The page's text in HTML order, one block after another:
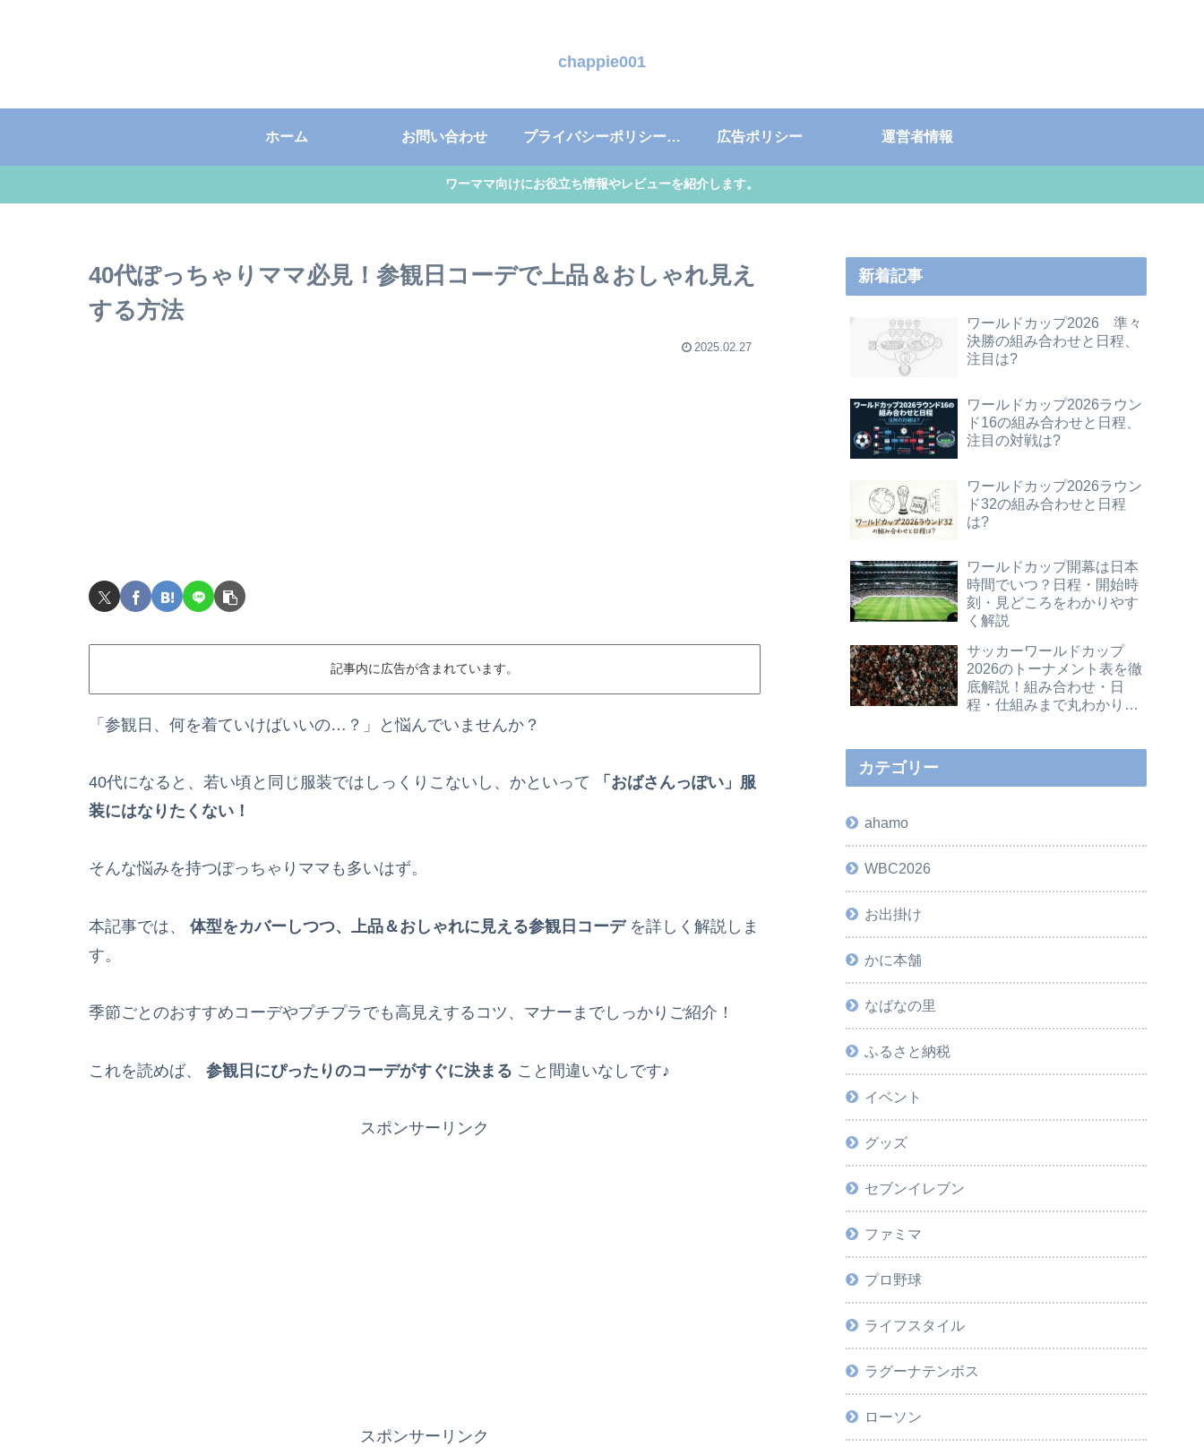
chappie001
ホーム お問い合わせ プライバシーポリシー・免責事項 広告ポリシー 運営者情報
ワーママ向けにお役立ち情報やレビューを紹介します。
40代ぽっちゃりママ必見！参観日コーデで上品＆おしゃれ見え
する方法
2025.02.27
記事内に広告が含まれています。
「参観日、何を着ていけばいいの…？」と悩んでいませんか？
40代になると、若い頃と同じ服装ではしっくりこないし、かといって
「おばさんっぽい」服
装にはなりたくない！
そんな悩みを持つぽっちゃりママも多いはず。
本記事では、 体型をカバーしつつ、上品＆おしゃれに見える参観日コーデを詳しく解説しま
す。
季節ごとのおすすめコーデやプチプラでも高見えするコツ、マナーまでしっかりご紹介！
これを読めば、 参観日にぴったりのコーデがすぐに決まる こと間違いなしです♪
スポンサーリンク
スポンサーリンク
新着記事
ワールドカップ2026 準々
決勝の組み合わせと日程、
注目は?
ワールドカップ2026ラウン
ド16の組み合わせと日程、
注目の対戦は?
ワールドカップ2026ラウン
ド32の組み合わせと日程
は?
ワールドカップ開幕は日本
時間でいつ？日程・開始時
刻・見どころをわかりやす
く解説
サッカーワールドカップ
2026のトーナメント表を徹
底解説！組み合わせ・日
程・仕組みまで丸わかりガ
カテゴリー
ahamo
WBC2026
お出掛け
かに本舗
なばなの里
ふるさと納税
イベント
グッズ
セブンイレブン
ファミマ
プロ野球
ライフスタイル
ラグーナテンボス
ローソン